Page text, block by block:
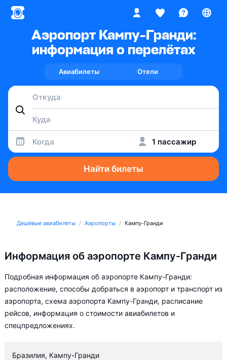
Аэропорт Кампу-Гранди:
информация о перелётах
Авиабилеты Отели
Когда 1 пассажир
Найти билеты
Дешёвые авиабилеты Аэропорты Кампу-Гранди
Информация об аэропорте Кампу-Гранди
Подробная информация об аэропорте Кампу-Гранди:
расположение, способы добраться в аэропорт и транспорт из
аэропорта, схема аэропорта Кампу-Гранди, расписание
рейсов, информация о стоимости авиабилетов и
спецпредложениях.
Бразилия, Кампу-Гранди